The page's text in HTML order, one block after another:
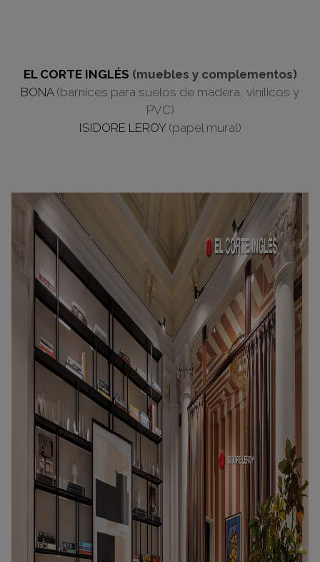
EL CORTE INGLÉS (muebles y complementos)
BONA(barnices para suelos de madera, vinílicos y
PVC)
ISIDORE LEROY(papel mural)